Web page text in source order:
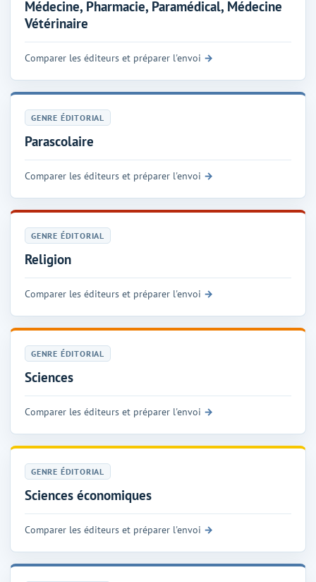
Médecine, Pharmacie, Paramédical, Médecine
Vétérinaire
Comparer les éditeurs et préparer l'envoi
GENRE ÉDITORIAL
Parascolaire
Comparer les éditeurs et préparer l'envoi
GENRE ÉDITORIAL
Religion
Comparer les éditeurs et préparer l'envoi
GENRE ÉDITORIAL
Sciences
Comparer les éditeurs et préparer l'envoi
GENRE ÉDITORIAL
Sciences économiques
Comparer les éditeurs et préparer l'envoi